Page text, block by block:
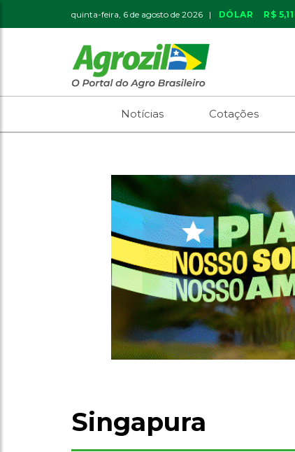
quinta-feira, 6 de agosto de 2026 | DÓLAR R$ 5,11
Notícias Cotações
Singapura